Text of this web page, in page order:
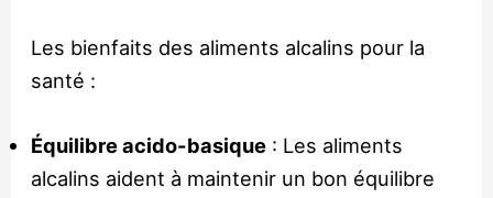
Les bienfaits des aliments alcalins pour la
santé :
Équilibre acido-basique : Les aliments
alcalins aident à maintenir un bon équilibre